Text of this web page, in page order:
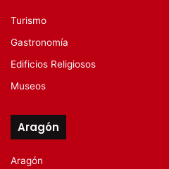
Turismo
Gastronomía
Edificios Religiosos
Museos
Aragón
Aragón